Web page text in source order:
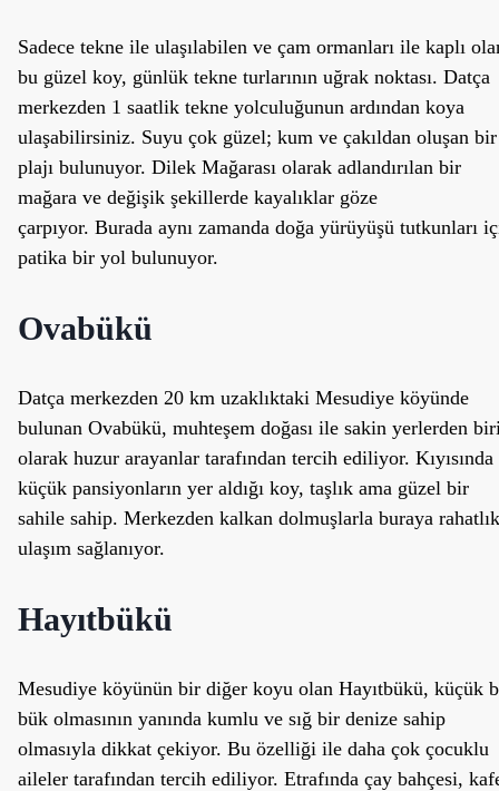
Sadece tekne ile ulaşılabilen ve çam ormanları ile kaplı
bu güzel koy, günlük tekne turlarının uğrak noktası. Datça
merkezden 1 saatlik tekne yolculuğunun ardından koya
ulaşabilirsiniz. Suyu çok güzel; kum ve çakıldan oluşan bir
plajı bulunuyor. Dilek Mağarası olarak adlandırılan bir
mağara ve değişik şekillerde kayalıklar göze
çarpıyor. Burada aynı zamanda doğa yürüyüşü tutkunları
patika bir yol bulunuyor.
Ovabükü
Datça merkezden 20 km uzaklıktaki Mesudiye köyünde
bulunan Ovabükü, muhteşem doğası ile sakin yerlerden
olarak huzur arayanlar tarafından tercih ediliyor. Kıyısında
küçük pansiyonların yer aldığı koy, taşlık ama güzel bir
sahile sahip. Merkezden kalkan dolmuşlarla buraya
ulaşım sağlanıyor.
Hayıtbükü
Mesudiye köyünün bir diğer koyu olan Hayıtbükü, küçük
bük olmasının yanında kumlu ve sığ bir denize sahip
olmasıyla dikkat çekiyor. Bu özelliği ile daha çok çocuklu
aileler tarafından tercih ediliyor. Etrafında çay bahçesi,